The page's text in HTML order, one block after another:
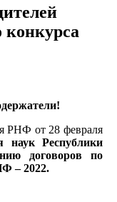
конкурса
РНФ от 28 февраля
наук Республики
договоров по
– 2022.